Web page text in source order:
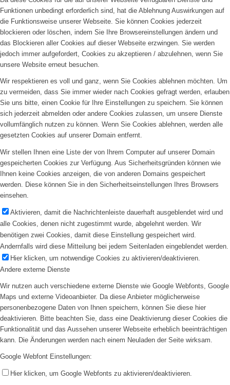
Funktionen unbedingt erforderlich sind, hat die Ablehnung Auswirkungen auf
die Funktionsweise unserer Webseite. Sie können Cookies jederzeit
blockieren oder löschen, indem Sie Ihre Browsereinstellungen ändern und
das Blockieren aller Cookies auf dieser Webseite erzwingen. Sie werden
jedoch immer aufgefordert, Cookies zu akzeptieren / abzulehnen, wenn Sie
unsere Website erneut besuchen.
Wir respektieren es voll und ganz, wenn Sie Cookies ablehnen möchten. Um
zu vermeiden, dass Sie immer wieder nach Cookies gefragt werden, erlauben
Sie uns bitte, einen Cookie für Ihre Einstellungen zu speichern. Sie können
sich jederzeit abmelden oder andere Cookies zulassen, um unsere Dienste
vollumfänglich nutzen zu können. Wenn Sie Cookies ablehnen, werden alle
gesetzten Cookies auf unserer Domain entfernt.
Wir stellen Ihnen eine Liste der von Ihrem Computer auf unserer Domain
gespeicherten Cookies zur Verfügung. Aus Sicherheitsgründen können wie
Ihnen keine Cookies anzeigen, die von anderen Domains gespeichert
werden. Diese können Sie in den Sicherheitseinstellungen Ihres Browsers
einsehen.
Aktivieren, damit die Nachrichtenleiste dauerhaft ausgeblendet wird und
alle Cookies, denen nicht zugestimmt wurde, abgelehnt werden. Wir
benötigen zwei Cookies, damit diese Einstellung gespeichert wird.
Andernfalls wird diese Mitteilung bei jedem Seitenladen eingeblendet werden.
Hier klicken, um notwendige Cookies zu aktivieren/deaktivieren.
Andere externe Dienste
Wir nutzen auch verschiedene externe Dienste wie Google Webfonts, Google
Maps und externe Videoanbieter. Da diese Anbieter möglicherweise
personenbezogene Daten von Ihnen speichern, können Sie diese hier
deaktivieren. Bitte beachten Sie, dass eine Deaktivierung dieser Cookies die
Funktionalität und das Aussehen unserer Webseite erheblich beeinträchtigen
kann. Die Änderungen werden nach einem Neuladen der Seite wirksam.
Google Webfont Einstellungen:
Hier klicken, um Google Webfonts zu aktivieren/deaktivieren.